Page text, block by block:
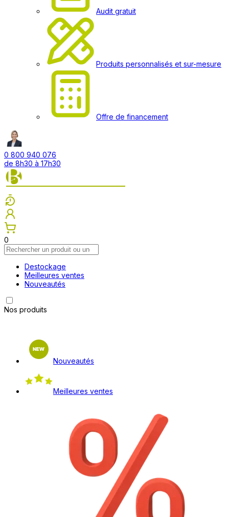
Audit gratuit
Produits personnalisés et sur-mesure
Offre de financement
0 800 940 076
de 8h30 à 17h30
0
Destockage
Meilleures ventes
Nouveautés
Nos produits
Nouveautés
Meilleures ventes